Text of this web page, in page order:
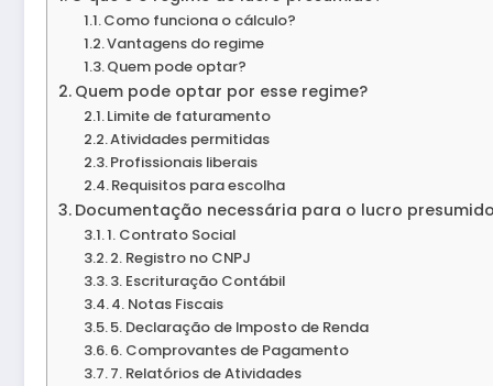
Como funciona o cálculo?
Vantagens do regime
Quem pode optar?
Quem pode optar por esse regime?
Limite de faturamento
Atividades permitidas
Profissionais liberais
Requisitos para escolha
Documentação necessária para o lucro
1. Contrato Social
2. Registro no CNPJ
3. Escrituração Contábil
4. Notas Fiscais
5. Declaração de Imposto de Renda
6. Comprovantes de Pagamento
7. Relatórios de Atividades